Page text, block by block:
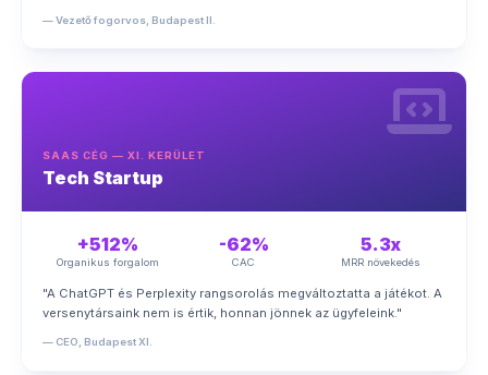
— Vezető fogorvos, Budapest II.
SAAS CÉG — XI. KERÜLET
Tech Startup
+512%
Organikus forgalom
-62%
CAC
5.3x
MRR növekedés
"A ChatGPT és Perplexity rangsorolás megváltoztatta a játékot. A
versenytársaink nem is értik, honnan jönnek az ügyfeleink."
— CEO, Budapest XI.